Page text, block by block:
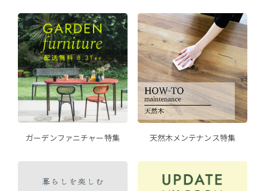
ガーデンファニチャー特集 天然木メンテナンス特集